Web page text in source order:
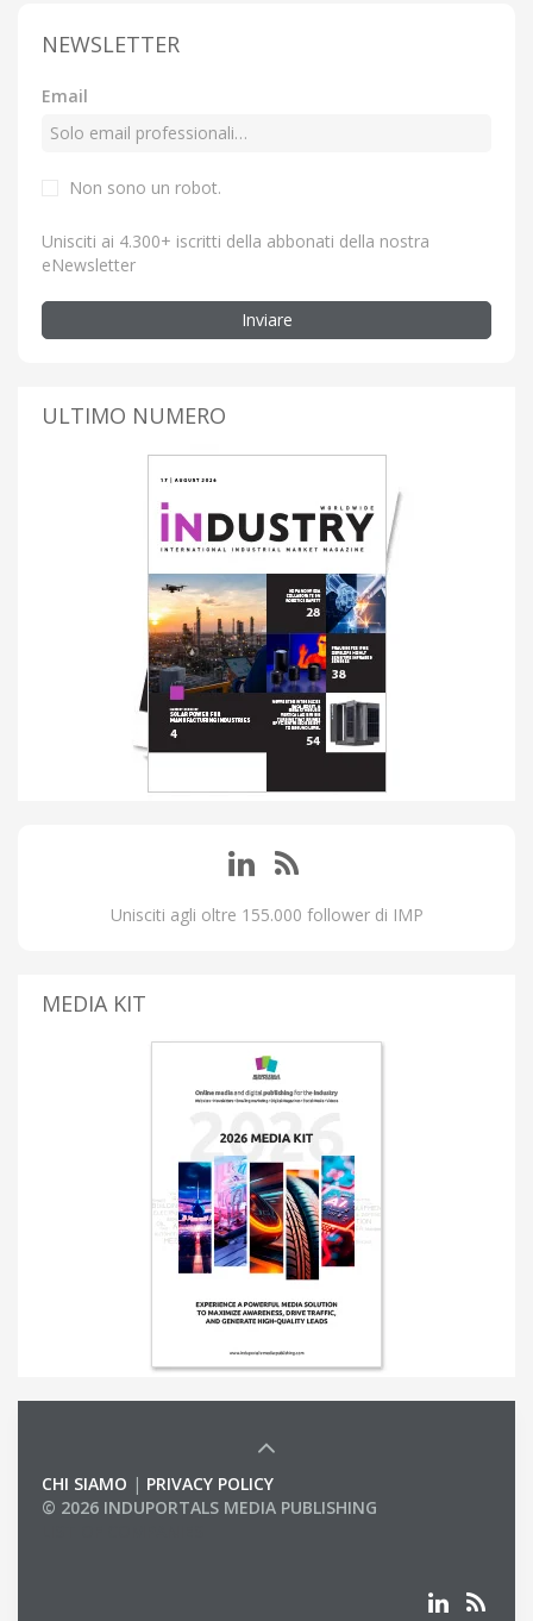
NEWSLETTER
Email
Non sono un robot.
Unisciti ai 4.300+ iscritti della abbonati della nostra
eNewsletter
Inviare
ULTIMO NUMERO
Unisciti agli oltre 155.000 follower di IMP
MEDIA KIT
CHI SIAMO | PRIVACY POLICY
© 2026 INDUPORTALS MEDIA PUBLISHING